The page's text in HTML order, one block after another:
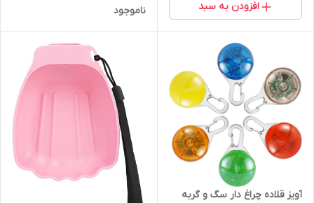
افزودن به سبد ناموجود
آویز قلاده چراغ دار سگ و گربه